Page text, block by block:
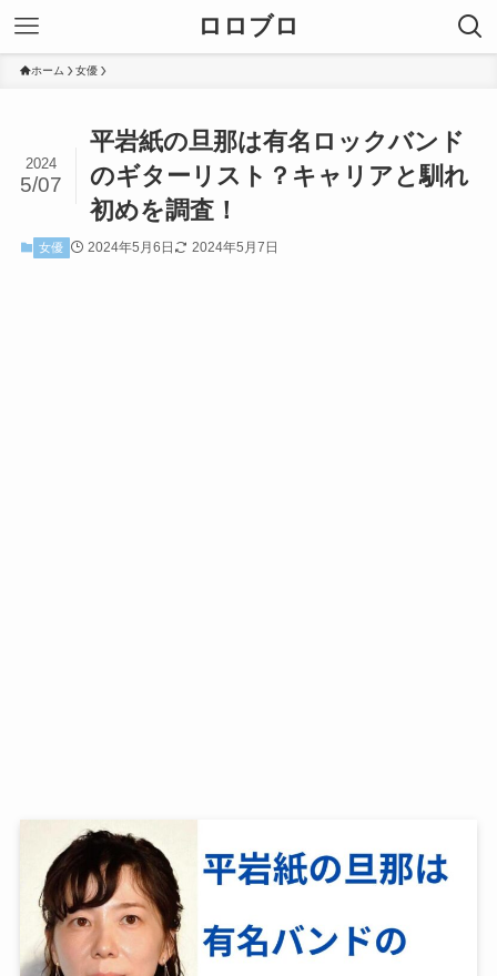
ロロブロ
ホーム 女優
平岩紙の旦那は有名ロックバンド
のギターリスト？キャリアと馴れ
初めを調査！
2024
5/07
女優 2024年5月6日 2024年5月7日